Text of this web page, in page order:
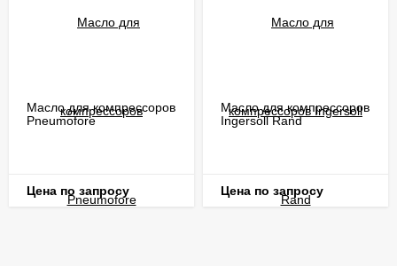
Масло для компрессоров
Pneumofore
Цена по запросу
Масло для компрессоров
Ingersoll Rand
Цена по запросу